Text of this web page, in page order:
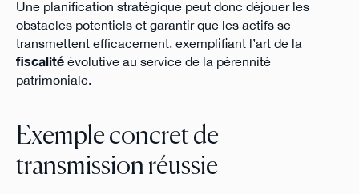
Une planification stratégique peut donc déjouer les
obstacles potentiels et garantir que les actifs se
transmettent efficacement, exemplifiant l’art de la
fiscalitéévolutive au service de la pérennité
patrimoniale.
Exemple concret de
transmission réussie